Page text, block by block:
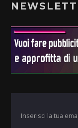
Inserisci la tua